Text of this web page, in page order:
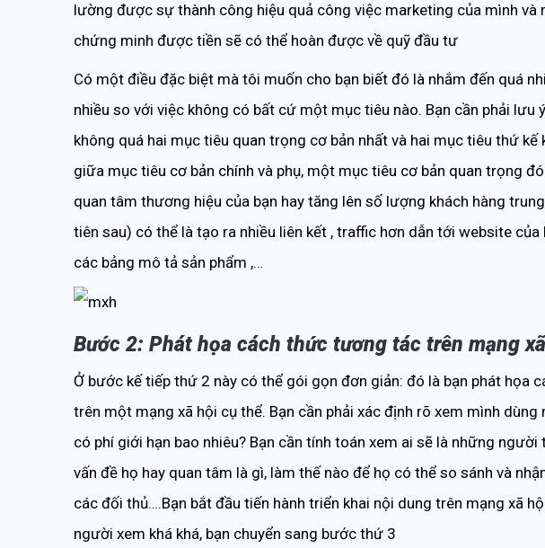
lường được sự thành công hiệu quả công việc marketing của mình và
chứng minh được tiền sẽ có thể hoàn được về quỹ đầu tư
Có một điều đặc biệt mà tôi muốn cho bạn biết đó là nhắm đến quá
nhiều so với việc không có bất cứ một mục tiêu nào. Bạn cần phải lưu
không quá hai mục tiêu quan trọng cơ bản nhất và hai mục tiêu thứ kế
giữa mục tiêu cơ bản chính và phụ, một mục tiêu cơ bản quan trọng
quan tâm thương hiệu của bạn hay tăng lên số lượng khách hàng
tiên sau) có thể là tạo ra nhiều liên kết , traffic hơn dẫn tới website
các bảng mô tả sản phẩm ,…
Bước 2: Phát họa cách thức tương tác trên mạng
Ở bước kế tiếp thứ 2 này có thể gói gọn đơn giản: đó là bạn phát họa
trên một mạng xã hội cụ thể. Bạn cần phải xác định rõ xem mình dùng
có phí giới hạn bao nhiêu? Bạn cần tính toán xem ai sẽ là những
vấn đề họ hay quan tâm là gì, làm thế nào để họ có thể so sánh và
các đối thủ….Bạn bắt đầu tiến hành triển khai nội dung trên mạng xã
người xem khá khá, bạn chuyển sang bước thứ 3